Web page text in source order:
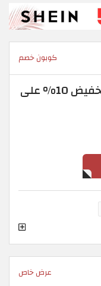
كوبون خصم
كود خصم فارفيتش مشاهير | تخفيض 10% على
عرض خاص